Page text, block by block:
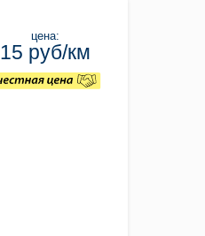
цена:
15 руб/км